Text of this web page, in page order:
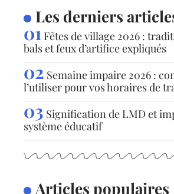
Les derniers
Fêtes de village 2026 :
bals et feux d’artifice expliqués
Semaine impaire 2026 :
l’utiliser pour vos horaires de
Signification de LMD et
système éducatif
Articles populaires